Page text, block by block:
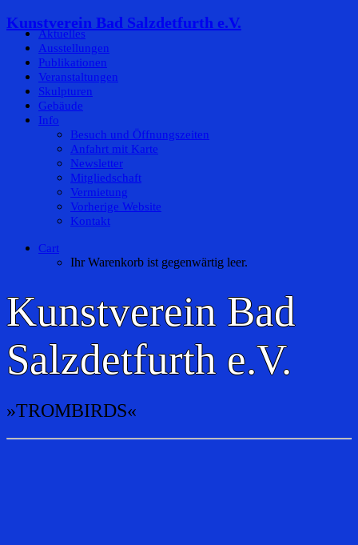
Kunstverein Bad Salzdetfurth e.V.
Aktuelles
Ausstellungen
Publikationen
Veranstaltungen
Skulpturen
Gebäude
Info
Besuch und Öffnungszeiten
Anfahrt mit Karte
Newsletter
Mitgliedschaft
Vermietung
Vorherige Website
Kontakt
Cart
Ihr Warenkorb ist gegenwärtig leer.
Kunstverein Bad
Salzdetfurth e.V.
»TROMBIRDS«